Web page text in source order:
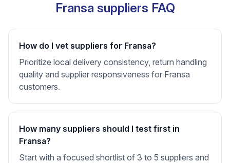
Fransa suppliers FAQ
How do I vet suppliers for Fransa?
Prioritize local delivery consistency, return handling
quality and supplier responsiveness for Fransa
customers.
How many suppliers should I test first in
Fransa?
Start with a focused shortlist of 3 to 5 suppliers and